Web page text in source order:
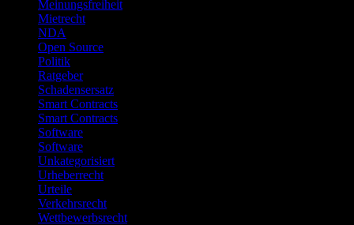
Meinungsfreiheit
Mietrecht
NDA
Open Source
Politik
Ratgeber
Schadensersatz
Smart Contracts
Smart Contracts
Software
Software
Unkategorisiert
Urheberrecht
Urteile
Verkehrsrecht
Wettbewerbsrecht